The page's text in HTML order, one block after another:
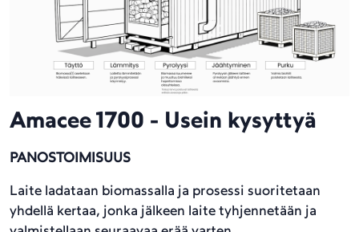
Amacee 1700 - Usein kysyttyä
PANOSTOIMISUUS
Laite ladataan biomassalla ja prosessi suoritetaan
yhdellä kertaa, jonka jälkeen laite tyhjennetään ja